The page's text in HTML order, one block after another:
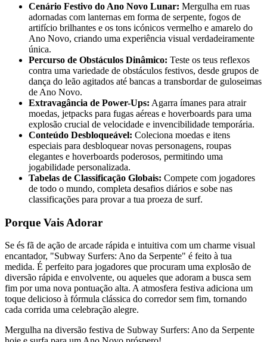
Cenário Festivo do Ano Novo Lunar: Mergulha em ruas
adornadas com lanternas em forma de serpente, fogos de
artifício brilhantes e os tons icónicos vermelho e amarelo do
Ano Novo, criando uma experiência visual verdadeiramente
única.
Percurso de Obstáculos Dinâmico: Teste os teus reflexos
contra uma variedade de obstáculos festivos, desde grupos de
dança do leão agitados até bancas a transbordar de guloseimas
de Ano Novo.
Extravagância de Power-Ups: Agarra ímanes para atrair
moedas, jetpacks para fugas aéreas e hoverboards para uma
explosão crucial de velocidade e invencibilidade temporária.
Conteúdo Desbloqueável: Coleciona moedas e itens
especiais para desbloquear novas personagens, roupas
elegantes e hoverboards poderosos, permitindo uma
jogabilidade personalizada.
Tabelas de Classificação Globais: Compete com jogadores
de todo o mundo, completa desafios diários e sobe nas
classificações para provar a tua proeza de surf.
Porque Vais Adorar
Se és fã de ação de arcade rápida e intuitiva com um charme visual
encantador, "Subway Surfers: Ano da Serpente" é feito à tua
medida. É perfeito para jogadores que procuram uma explosão de
diversão rápida e envolvente, ou aqueles que adoram a busca sem
fim por uma nova pontuação alta. A atmosfera festiva adiciona um
toque delicioso à fórmula clássica do corredor sem fim, tornando
cada corrida uma celebração alegre.
Mergulha na diversão festiva de Subway Surfers: Ano da Serpente